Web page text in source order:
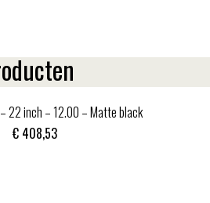
– 22 inch – 12.00 – Matte black
€408,53